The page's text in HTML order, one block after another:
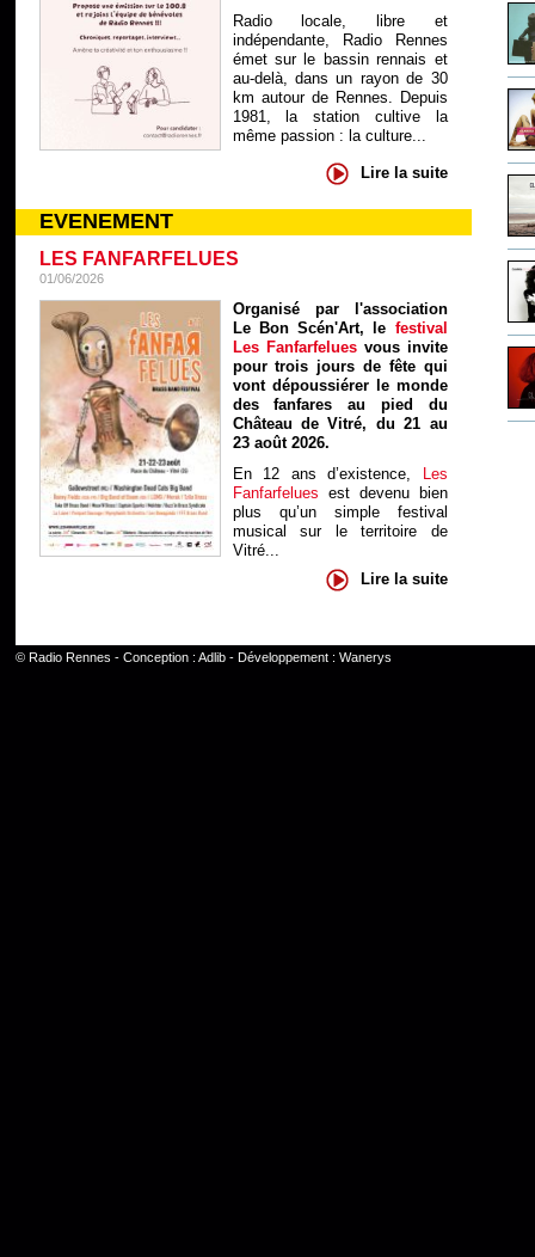
Radio locale, libre et
indépendante, Radio Rennes
émet sur le bassin rennais et
au-delà, dans un rayon de 30
km autour de Rennes. Depuis
1981, la station cultive la
même passion : la culture...
Lire la suite
EVENEMENT
LES FANFARFELUES
01/06/2026
Organisé par l'association
Le Bon Scén'Art, le festival
Les Fanfarfelues vous invite
pour trois jours de fête qui
vont dépoussiérer le monde
des fanfares au pied du
Château de Vitré, du 21 au
23 août 2026.
En 12 ans d’existence, Les
Fanfarfelues est devenu bien
plus qu’un simple festival
musical sur le territoire de
Vitré...
Lire la suite
© Radio Rennes - Conception : Adlib- Développement : Wanerys